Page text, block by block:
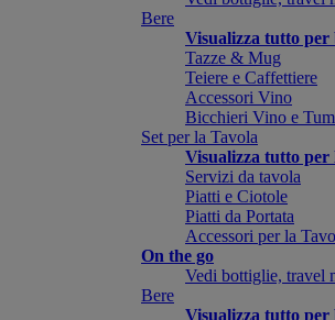
Bere
Visualizza tutto per
Tazze & Mug
Teiere e Caffettiere
Accessori Vino
Bicchieri Vino e
Set per la Tavola
Visualizza tutto per
Servizi da tavola
Piatti e Ciotole
Piatti da Portata
Accessori per la
On the go
Vedi bottiglie, travel
Bere
Visualizza tutto per